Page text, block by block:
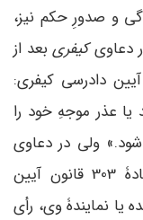
و صدورِ حکم نیز،
دعاویکیفریبعد از
179 قانون آیین دادرسی کیفری:
عذر موجهِ خود را
ولی در دعاوی
، برابرِ مادۀ 303 قانون آیین
نمایندۀ وی، رأی